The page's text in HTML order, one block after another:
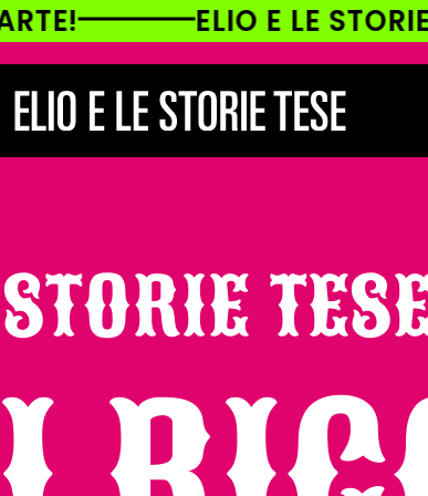
ELIO E LE STORIE TESE